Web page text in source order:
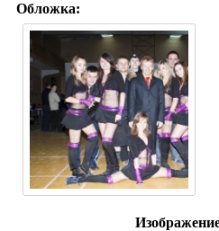
Обложка: